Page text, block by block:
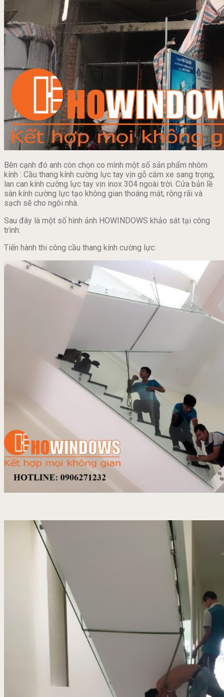
Bên cạnh đó anh còn chọn co mình một số sản phẩm nhôm
kính : Cầu thang kính cường lực tay vịn gỗ căm xe sang trọng,
lan can kính cường lực tay vịn inox 304 ngoài trời. Cửa bản lề
sàn kính cường lực tạo không gian thoáng mát, rộng rãi và
sạch sẽ cho ngôi nhà.
Sau đây là một số hình ảnh HOWINDOWS khảo sát tại công
trình:
Tiến hành thi công cầu thang kính cường lực: